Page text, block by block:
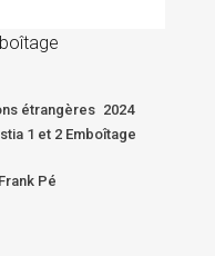
étrangères 2024
1 et 2 Emboîtage
Pé